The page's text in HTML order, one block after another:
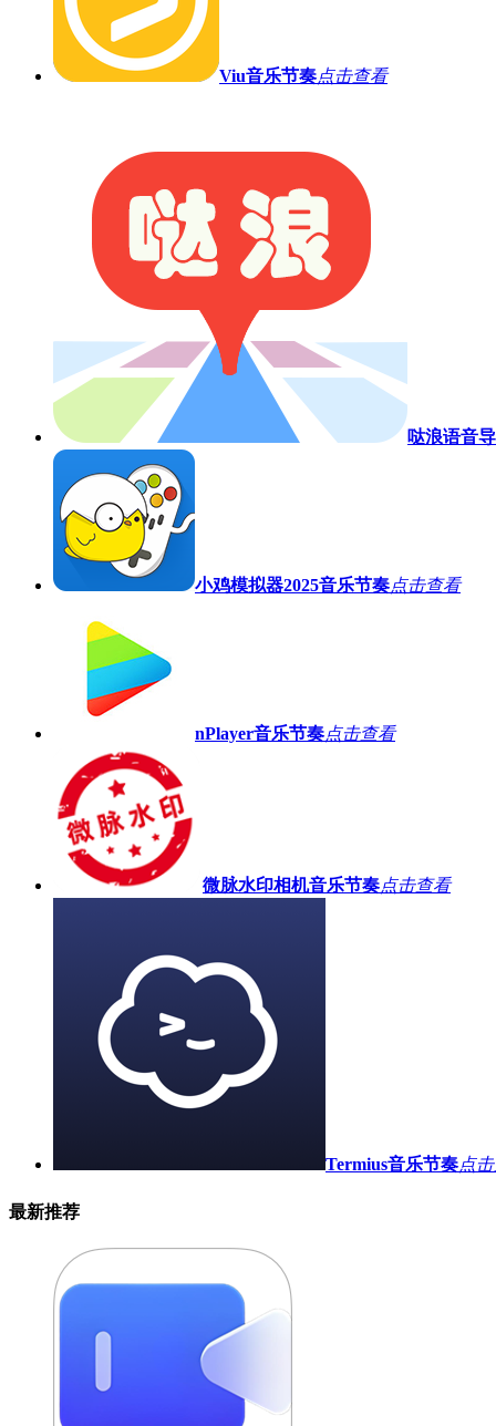
Viu音乐节奏点击查看
哒浪语音
小鸡模拟器2025音乐节奏点击查看
nPlayer音乐节奏点击查看
微脉水印相机音乐节奏点击查看
Termius音乐节奏点
最新推荐